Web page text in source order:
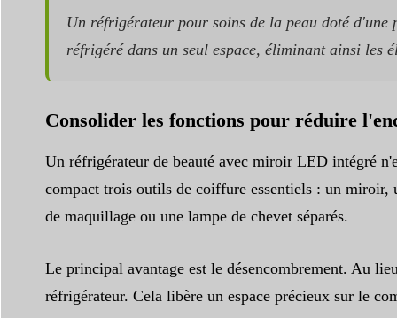
Un réfrigérateur pour soins de la peau doté
réfrigéré dans un seul espace, éliminant ainsi les
Consolider les fonctions pour réduire
Un réfrigérateur de beauté avec miroir LED intégré
compact trois outils de coiffure essentiels : un miroir,
de maquillage ou une lampe de chevet séparés.
Le principal avantage est le désencombrement. Au
réfrigérateur. Cela libère un espace précieux sur le